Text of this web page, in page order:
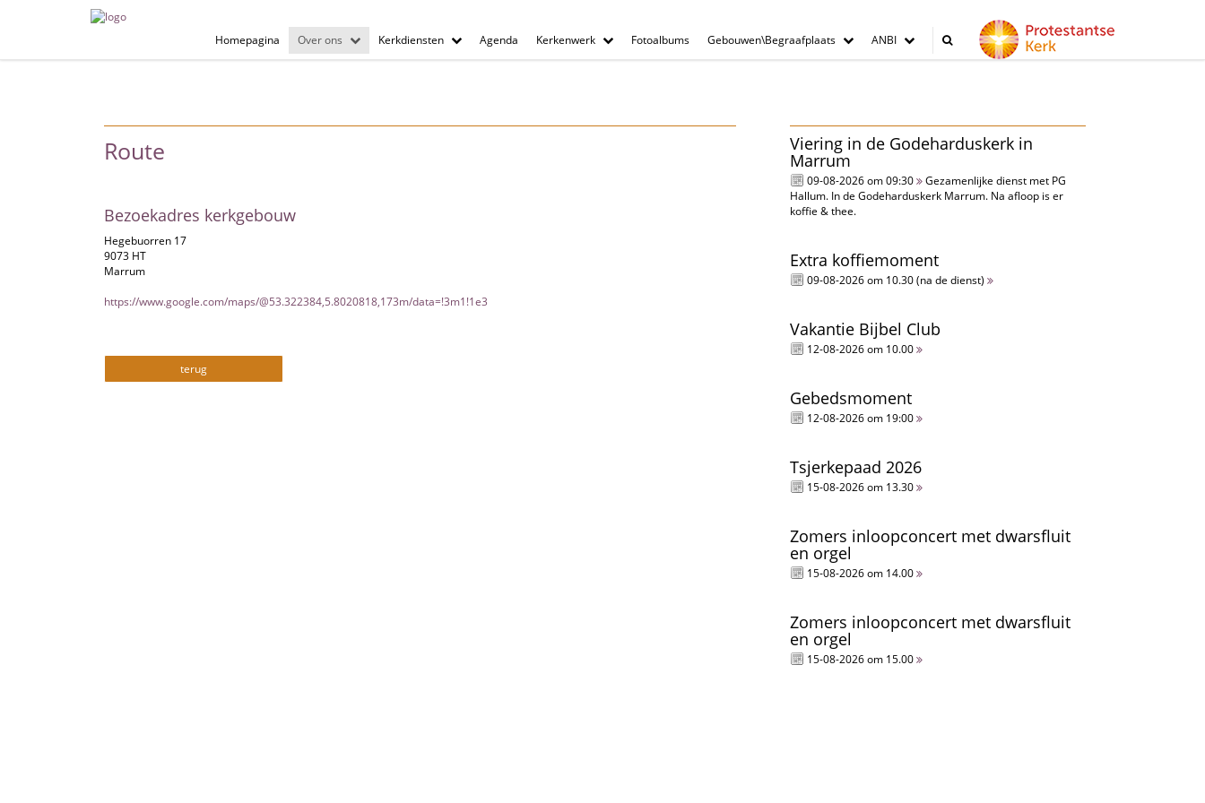
Homepagina Over ons Kerkdiensten Agenda Kerkenwerk Fotoalbums Gebouwen\Begraafplaats ANBI
Route
Bezoekadres kerkgebouw
Hegebuorren 17
9073 HT
Marrum
https://www.google.com/maps/@53.322384,5.8020818,173m/data=!3m1!1e3
terug
Viering in de Godeharduskerk in
Marrum
09-08-2026 om 09:30 Gezamenlijke dienst met PG
Hallum. In de Godeharduskerk Marrum. Na afloop is er
koffie & thee.
Extra koffiemoment
09-08-2026 om 10.30 (na de dienst)
Vakantie Bijbel Club
12-08-2026 om 10.00
Gebedsmoment
12-08-2026 om 19:00
Tsjerkepaad 2026
15-08-2026 om 13.30
Zomers inloopconcert met dwarsfluit
en orgel
15-08-2026 om 14.00
Zomers inloopconcert met dwarsfluit
en orgel
15-08-2026 om 15.00